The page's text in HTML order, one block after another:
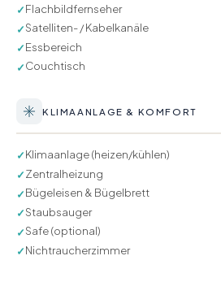
✓Flachbildfernseher
✓Satelliten- / Kabelkanäle
✓Essbereich
✓Couchtisch
KLIMAANLAGE & KOMFORT
✓Klimaanlage (heizen/kühlen)
✓Zentralheizung
✓Bügeleisen & Bügelbrett
✓Staubsauger
✓Safe (optional)
✓Nichtraucherzimmer